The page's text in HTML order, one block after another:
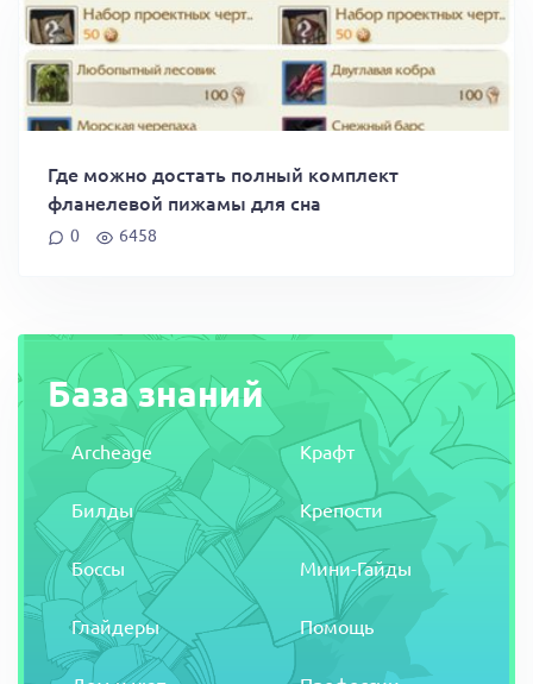
Где можно достать полный комплект
фланелевой пижамы для сна
0 6458
База знаний
Archeage
Билды
Боссы
Глайдеры
Крафт
Крепости
Мини-Гайды
Помощь